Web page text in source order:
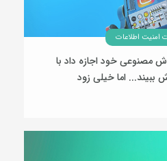
امنیت اطلاعات
مصنوعی خود اجازه داد با
اما خیلی زود
29 تیر 1405